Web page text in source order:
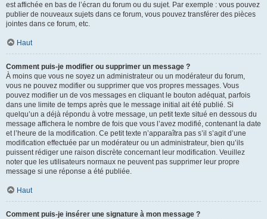
est affichée en bas de l’écran du forum ou du sujet. Par exemple : vous pouvez
publier de nouveaux sujets dans ce forum, vous pouvez transférer des pièces
jointes dans ce forum, etc.
Haut
Comment puis-je modifier ou supprimer un message ?
À moins que vous ne soyez un administrateur ou un modérateur du forum,
vous ne pouvez modifier ou supprimer que vos propres messages. Vous
pouvez modifier un de vos messages en cliquant le bouton adéquat, parfois
dans une limite de temps après que le message initial ait été publié. Si
quelqu’un a déjà répondu à votre message, un petit texte situé en dessous du
message affichera le nombre de fois que vous l’avez modifié, contenant la date
et l’heure de la modification. Ce petit texte n’apparaîtra pas s’il s’agit d’une
modification effectuée par un modérateur ou un administrateur, bien qu’ils
puissent rédiger une raison discrète concernant leur modification. Veuillez
noter que les utilisateurs normaux ne peuvent pas supprimer leur propre
message si une réponse a été publiée.
Haut
Comment puis-je insérer une signature à mon message ?